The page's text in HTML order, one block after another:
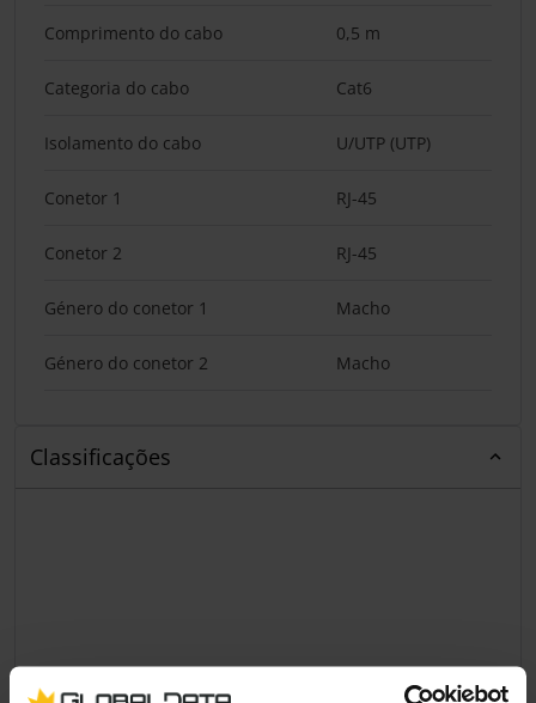
Comprimento do cabo 0,5 m
Categoria do cabo Cat6
Isolamento do cabo U/UTP (UTP)
Conetor 1 RJ-45
Conetor 2 RJ-45
Género do conetor 1 Macho
Género do conetor 2 Macho
Classificações